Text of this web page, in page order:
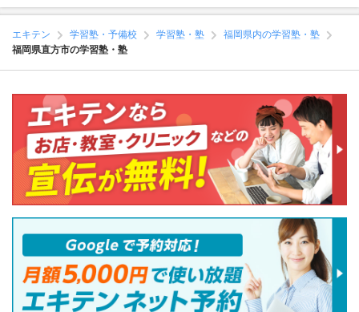
エキテン 学習塾・予備校 学習塾・塾
福岡県内の学習塾・塾
福岡県直方市の学習塾・塾